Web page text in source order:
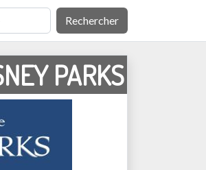
Rechercher
PARKS